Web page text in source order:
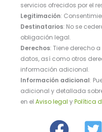
servicios ofrecidos por el
Legitimación:
Destinatarios: No se
obligación legal.
Derechos: Tiene derecho
datos, así como otros
información adicional.
Información adicional:
adicional y detallada
en el Aviso legal yPolítica